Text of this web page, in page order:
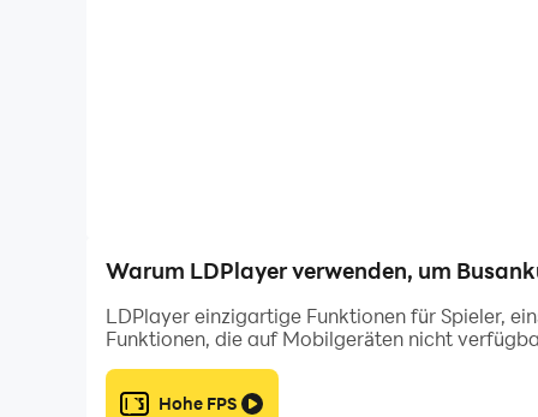
Warum LDPlayer verwenden, um
LDPlayer einzigartige Funktionen für Spieler,
Funktionen, die auf Mobilgeräten nicht
Hohe FPS